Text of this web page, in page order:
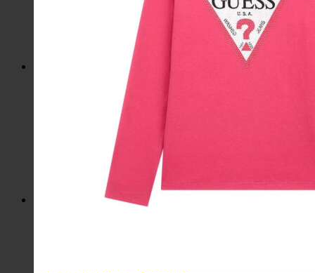
Slnečné okuliare
Hrnčeky a poháre s potlačou
Darčekové poukážky
Plavky
Mikiny a svetre
Bundy
Nohavice a tepláky
Pánska obuv
Spodné prádlo
Pánske doplnky
Detská móda